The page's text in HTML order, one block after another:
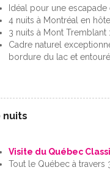
Idéal pour une
4 nuits à Montréal en
3 nuits à Mont
Cadre naturel
bordure du lac et
nuits
Visite du Québec
Tout le Québec à travers